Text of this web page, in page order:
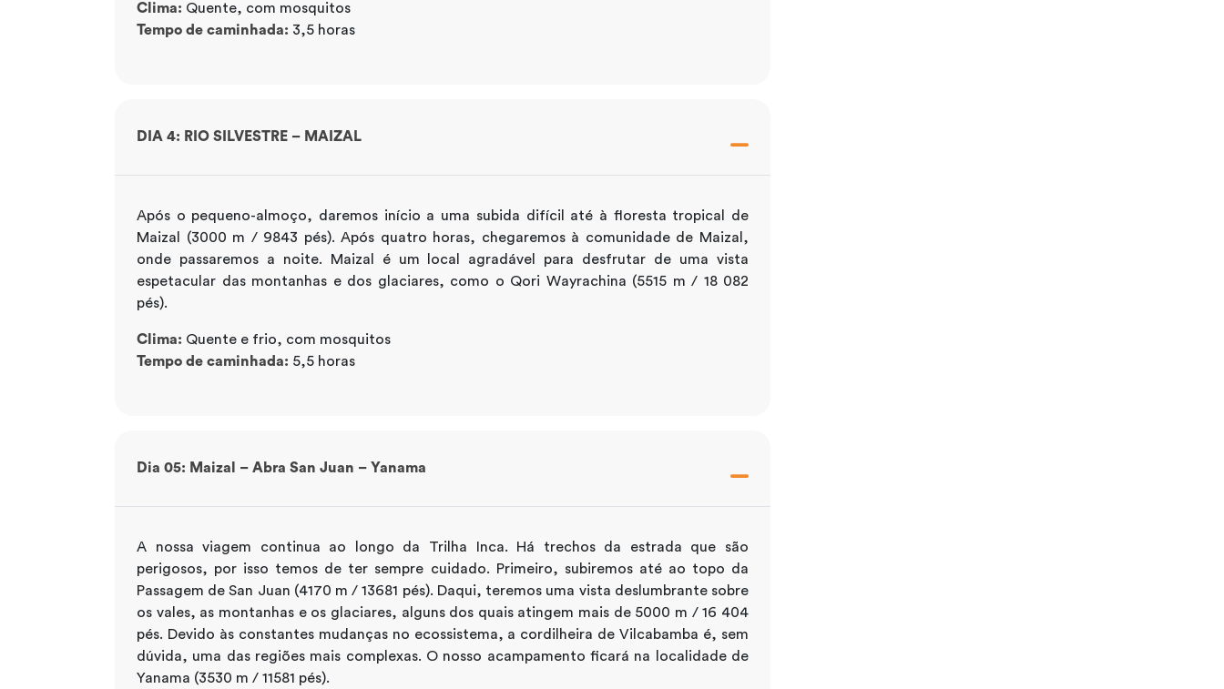
Clima: Quente, com mosquitos
Tempo de caminhada: 3,5 horas
DIA 4: RIO SILVESTRE – MAIZAL
Após o pequeno-almoço, daremos início a uma subida difícil até à floresta tropical de
Maizal (3000 m / 9843 pés). Após quatro horas, chegaremos à comunidade de Maizal,
onde passaremos a noite. Maizal é um local agradável para desfrutar de uma vista
espetacular das montanhas e dos glaciares, como o Qori Wayrachina (5515 m / 18 082
pés).
Clima: Quente e frio, com mosquitos
Tempo de caminhada: 5,5 horas
Dia 05: Maizal – Abra San Juan – Yanama
A nossa viagem continua ao longo da Trilha Inca. Há trechos da estrada que são
perigosos, por isso temos de ter sempre cuidado. Primeiro, subiremos até ao topo da
Passagem de San Juan (4170 m / 13681 pés). Daqui, teremos uma vista deslumbrante sobre
os vales, as montanhas e os glaciares, alguns dos quais atingem mais de 5000 m / 16 404
pés. Devido às constantes mudanças no ecossistema, a cordilheira de Vilcabamba é, sem
dúvida, uma das regiões mais complexas. O nosso acampamento ficará na localidade de
Yanama (3530 m / 11581 pés).